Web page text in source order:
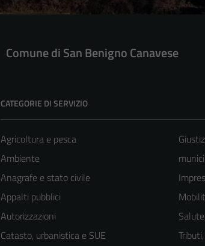
Comune di San Benigno Canavese
CATEGORIE DI SERVIZIO
Agricoltura e pesca
Ambiente
Anagrafe e stato civile
Appalti pubblici
Autorizzazioni
Catasto, urbanistica e SUE